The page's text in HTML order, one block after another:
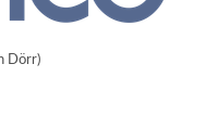
Dörr)